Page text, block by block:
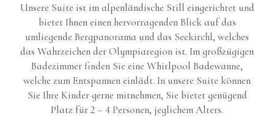
Unsere Suite ist im alpenländische Still eingerichtet und
bietet Ihnen einen hervorragenden Blick auf das
umliegende Bergpanorama und das Seekirchl, welches
das Wahrzeichen der Olympiaregion ist. Im großzügigen
Badezimmer finden Sie eine Whirlpool Badewanne,
welche zum Entspannen einlädt. In unsere Suite können
Sie Ihre Kinder gerne mitnehmen, Sie bietet genügend
Platz für 2 – 4 Personen, jeglichem Alters.